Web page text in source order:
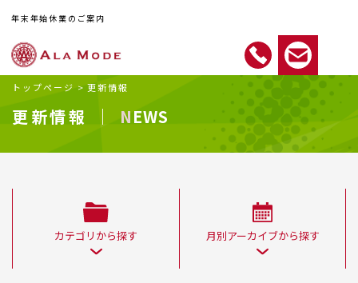
年末年始休業のご案内
トップページ > 更新情報
更新情報 ｜ NEWS
カテゴリから探す 月別アーカイブから探す